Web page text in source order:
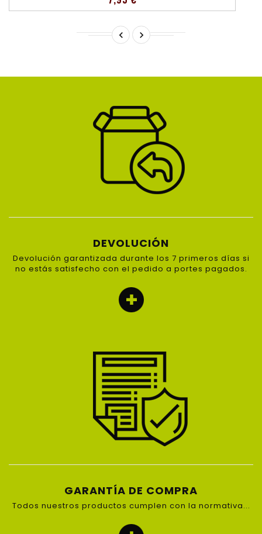
 
DEVOLUCIÓN
Devolución garantizada durante los 7 primeros días si
no estás satisfecho con el pedido a portes pagados.
GARANTÍA DE COMPRA
Todos nuestros productos cumplen con la normativa...